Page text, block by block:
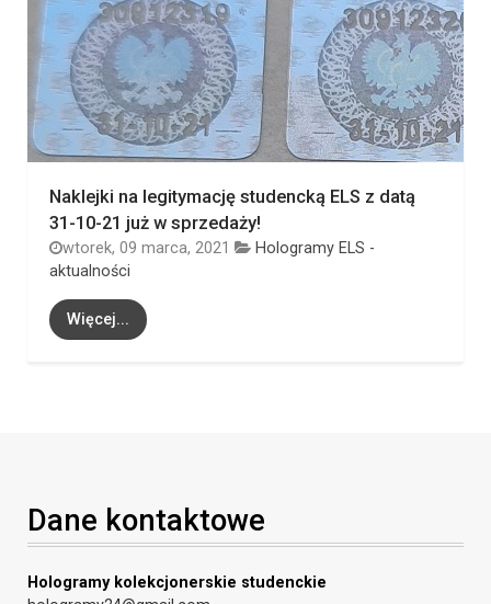
Naklejki na legitymację studencką ELS z datą
31-10-21 już w sprzedaży!
wtorek, 09 marca, 2021
Hologramy ELS -
aktualności
Więcej...
Dane kontaktowe
Hologramy kolekcjonerskie studenckie